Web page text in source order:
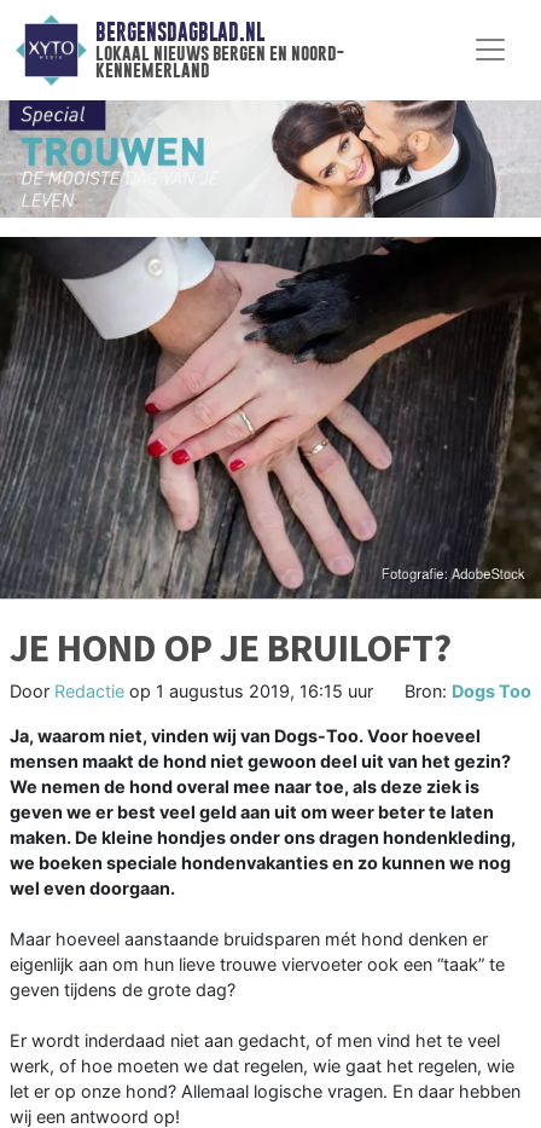
BERGENSDAGBLAD.NL
lokaal nieuws bergen en noord-
kennemerland
JE HOND OP JE BRUILOFT?
Door Redactie op 1 augustus 2019, 16:15 uur Bron: Dogs Too
Ja, waarom niet, vinden wij van Dogs-Too. Voor hoeveel
mensen maakt de hond niet gewoon deel uit van het gezin?
We nemen de hond overal mee naar toe, als deze ziek is
geven we er best veel geld aan uit om weer beter te laten
maken. De kleine hondjes onder ons dragen hondenkleding,
we boeken speciale hondenvakanties en zo kunnen we nog
wel even doorgaan.
Maar hoeveel aanstaande bruidsparen mét hond denken er
eigenlijk aan om hun lieve trouwe viervoeter ook een “taak” te
geven tijdens de grote dag?
Er wordt inderdaad niet aan gedacht, of men vind het te veel
werk, of hoe moeten we dat regelen, wie gaat het regelen, wie
let er op onze hond? Allemaal logische vragen. En daar hebben
wij een antwoord op!